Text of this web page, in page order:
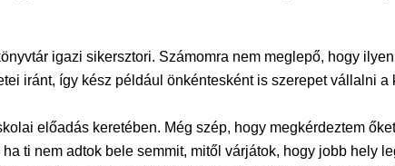
igazi sikersztori. Számomra nem meglepő, hogy
iránt, így kész például önkéntesként is szerepet vállalni
előadás keretében. Még szép, hogy megkérdeztem
ti nem adtok bele semmit, mitől várjátok, hogy jobb hely